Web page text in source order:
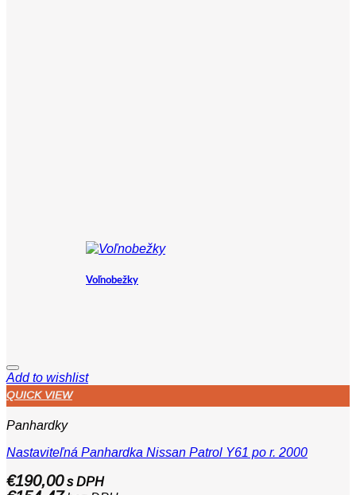
Voľnobežky
Add to wishlist
QUICK VIEW
Panhardky
Nastaviteľná Panhardka Nissan Patrol Y61 po r. 2000
€190,00s DPH